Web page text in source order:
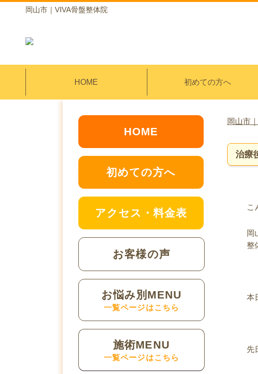
岡山市｜VIVA骨盤整体院
HOME 初めての方へ
岡山市
治療
こ
岡
整
本
先
HOME
初めての方へ
アクセス・料金表
お客様の声
お悩み別MENU
一覧ページはこちら
施術MENU
一覧ページはこちら